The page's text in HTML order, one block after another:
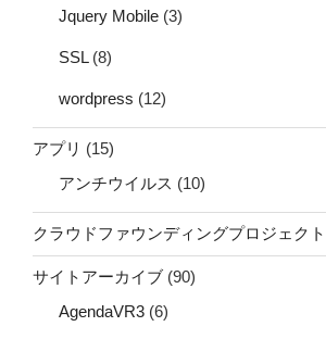
Jquery Mobile (3)
SSL(8)
wordpress (12)
アプリ (15)
アンチウイルス (10)
クラウドファウンディングプロジェクト
サイトアーカイブ (90)
AgendaVR3 (6)